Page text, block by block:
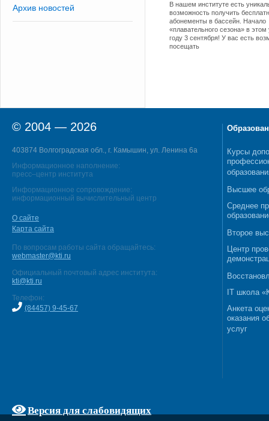
Архив новостей
В нашем институте есть
возможность получить
абонементы в бассейн. Начало
«плавательного сезона» в
году 3 сентября! У вас есть
посещать
© 2004 — 2026
403874 Волгоградская обл., г. Камышин, ул. Ленина 6а
Информационное наполнение:
пресс–центр института
Информационное сопровождение:
информационный вычислительный центр
О сайте
Карта сайта
По вопросам работы сайта обращайтесь:
webmaster@kti.ru
Официальный почтовый адрес института:
kti@kti.ru
Телефон:
(84457) 9-45-67
Версия для слабовидящих
Курсы
Высшее
Среднее
Второе
Центр
IT школа
Анкета
оказания
услуг